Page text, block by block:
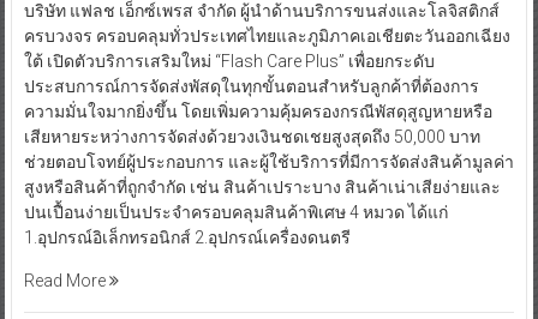
บริษัท แฟลช เอ็กซ์เพรส จำกัด ผู้นำด้านบริการขนส่งและโลจิสติกส์
ครบวงจร ครอบคลุมทั่วประเทศไทยและภูมิภาคเอเชียตะวันออกเฉียง
ใต้ เปิดตัวบริการเสริมใหม่ “Flash Care Plus” เพื่อยกระดับ
ประสบการณ์การจัดส่งพัสดุในทุกขั้นตอนสำหรับลูกค้าที่ต้องการ
ความมั่นใจมากยิ่งขึ้น โดยเพิ่มความคุ้มครองกรณีพัสดุสูญหายหรือ
เสียหายระหว่างการจัดส่งด้วยวงเงินชดเชยสูงสุดถึง 50,000 บาท
ช่วยตอบโจทย์ผู้ประกอบการ และผู้ใช้บริการที่มีการจัดส่งสินค้ามูลค่า
สูงหรือสินค้าที่ถูกจำกัด เช่น สินค้าเปราะบาง สินค้าเน่าเสียง่ายและ
ปนเปื้อนง่ายเป็นประจำครอบคลุมสินค้าพิเศษ 4 หมวด ได้แก่
1.อุปกรณ์อิเล็กทรอนิกส์ 2.อุปกรณ์เครื่องดนตรี
Read More